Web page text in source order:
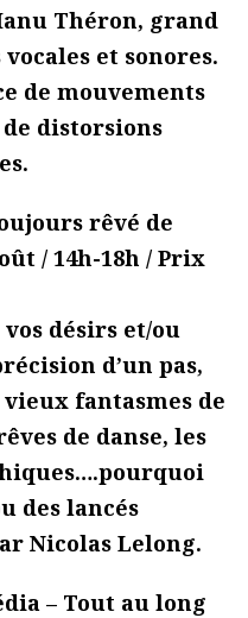
Théron, grand
et sonores.
de mouvements
distorsions
rêvé de
/ 14h-18h / Prix
désirs et/ou
d’un pas,
fantasmes de
de danse, les
des lancés
Nicolas Lelong.
– Tout au long